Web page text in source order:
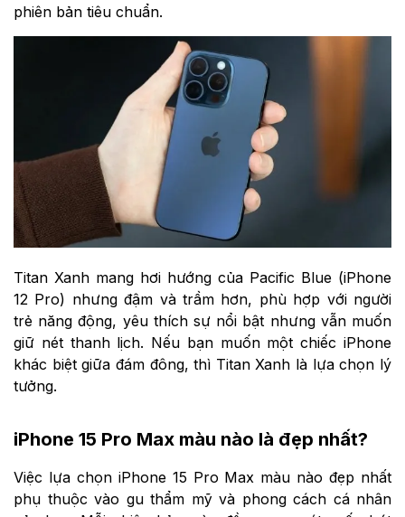
phiên bản tiêu chuẩn.
Titan Xanh mang hơi hướng của Pacific Blue (iPhone
12 Pro) nhưng đậm và trầm hơn, phù hợp với người
trẻ năng động, yêu thích sự nổi bật nhưng vẫn muốn
giữ nét thanh lịch. Nếu bạn muốn một chiếc iPhone
khác biệt giữa đám đông, thì Titan Xanh là lựa chọn lý
tưởng.
iPhone 15 Pro Max màu nào là đẹp nhất?
Việc lựa chọn iPhone 15 Pro Max màu nào đẹp nhất
phụ thuộc vào gu thẩm mỹ và phong cách cá nhân